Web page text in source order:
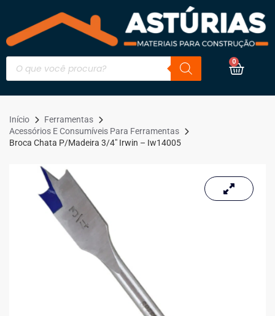
0
Início
Ferramentas
Acessórios E Consumíveis Para Ferramentas
Broca Chata P/Madeira 3/4″ Irwin – Iw14005